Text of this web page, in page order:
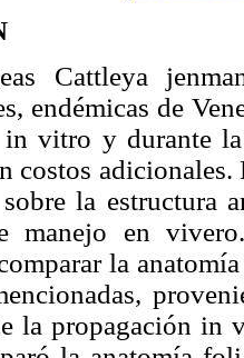
Cattleya
endémicas de
vitro y durante la
costos adicionales.
la estructura
manejo en
la
la propagación in